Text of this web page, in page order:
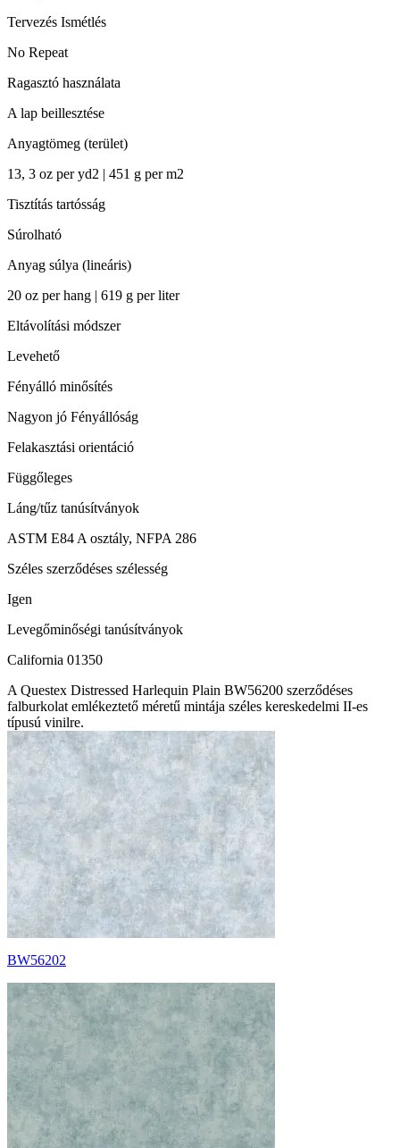
Tervezés Ismétlés
No Repeat
Ragasztó használata
A lap beillesztése
Anyagtömeg (terület)
13, 3 oz per yd2 | 451 g per m2
Tisztítás tartósság
Súrolható
Anyag súlya (lineáris)
20 oz per hang | 619 g per liter
Eltávolítási módszer
Levehető
Fényálló minősítés
Nagyon jó Fényállóság
Felakasztási orientáció
Függőleges
Láng/tűz tanúsítványok
ASTM E84 A osztály, NFPA 286
Széles szerződéses szélesség
Igen
Levegőminőségi tanúsítványok
California 01350
A Questex Distressed Harlequin Plain BW56200 szerződéses
falburkolat emlékeztető méretű mintája széles kereskedelmi II-es
típusú vinilre.
BW56202